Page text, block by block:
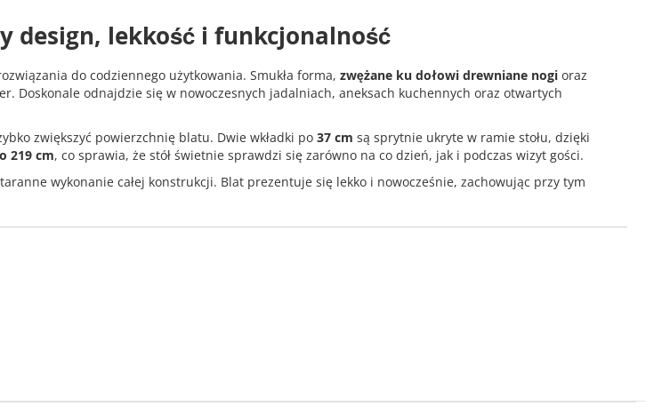
design, lekkość i funkcjonalność
do codziennego użytkowania. Smukła forma, zwężane ku dołowi drewniane nogi oraz
odnajdzie się w nowoczesnych jadalniach, aneksach kuchennych oraz otwartych
zwiększyć powierzchnię blatu. Dwie wkładki po 37 cm są sprytnie ukryte w ramie stołu, dzięki
219 cm, co sprawia, że stół świetnie sprawdzi się zarówno na co dzień, jak i podczas wizyt gości.
wykonanie całej konstrukcji. Blat prezentuje się lekko i nowocześnie, zachowując przy tym